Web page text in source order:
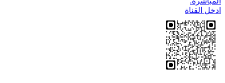
ادخل القناة